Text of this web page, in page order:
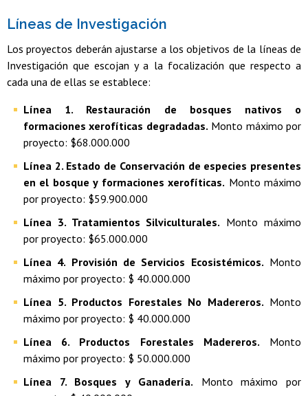
Líneas de Investigación
Los proyectos deberán ajustarse a los objetivos de la líneas de
Investigación que escojan y a la focalización que respecto a
cada una de ellas se establece:
Línea 1. Restauración de bosques nativos o
formaciones xerofíticas degradadas. Monto máximo por
proyecto: $68.000.000
Línea 2. Estado de Conservación de especies presentes
en el bosque y formaciones xerofíticas. Monto máximo
por proyecto: $59.900.000
Línea 3. Tratamientos Silviculturales. Monto máximo
por proyecto: $65.000.000
Línea 4. Provisión de Servicios Ecosistémicos. Monto
máximo por proyecto: $ 40.000.000
Línea 5. Productos Forestales No Madereros. Monto
máximo por proyecto: $ 40.000.000
Línea 6. Productos Forestales Madereros. Monto
máximo por proyecto: $ 50.000.000
Línea 7. Bosques y Ganadería. Monto máximo por